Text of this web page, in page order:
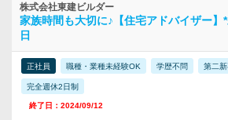
株式会社東建ビルダー
家族時間も大切に♪【住宅アドバイザー】
日
正社員 職種・業種未経験OK 学歴不問 第二
完全週休2日制
終了日：2024/09/12